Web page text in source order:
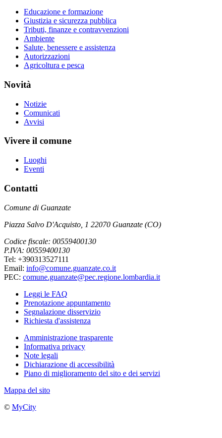
Educazione e formazione
Giustizia e sicurezza pubblica
Tributi, finanze e contravvenzioni
Ambiente
Salute, benessere e assistenza
Autorizzazioni
Agricoltura e pesca
Novità
Notizie
Comunicati
Avvisi
Vivere il comune
Luoghi
Eventi
Contatti
Comune di Guanzate
Piazza Salvo D'Acquisto, 1 22070 Guanzate (CO)
Codice fiscale: 00559400130
P.IVA: 00559400130
Tel: +390313527111
Email: info@comune.guanzate.co.it
PEC: comune.guanzate@pec.regione.lombardia.it
Leggi le FAQ
Prenotazione appuntamento
Segnalazione disservizio
Richiesta d'assistenza
Amministrazione trasparente
Informativa privacy
Note legali
Dichiarazione di accessibilità
Piano di miglioramento del sito e dei servizi
Mappa del sito
© MyCity